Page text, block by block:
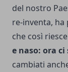
del nostro
re-inventa,
che così
e naso: ora
cambiati